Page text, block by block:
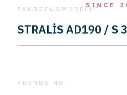
SINCE
FAHRZEUGMODELLE
STRALİS AD190 / S
FRENBU NR.